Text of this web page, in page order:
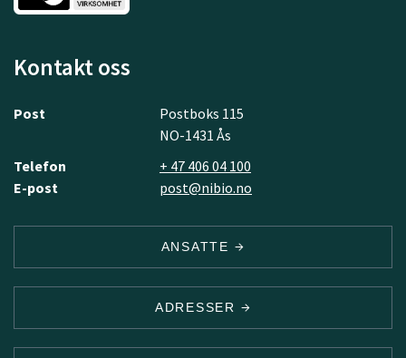
Kontakt oss
Post
Postboks 115
NO-1431 Ås
Telefon
+ 47 406 04 100
E-post
post@nibio.no
ANSATTE
ADRESSER